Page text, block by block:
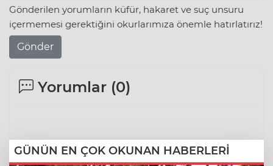
Gönderilen yorumların küfür, hakaret ve suç unsuru
içermemesi gerektiğini okurlarımıza önemle hatırlatırız!
Gönder
Yorumlar (0)
GÜNÜN EN ÇOK OKUNAN HABERLERİ